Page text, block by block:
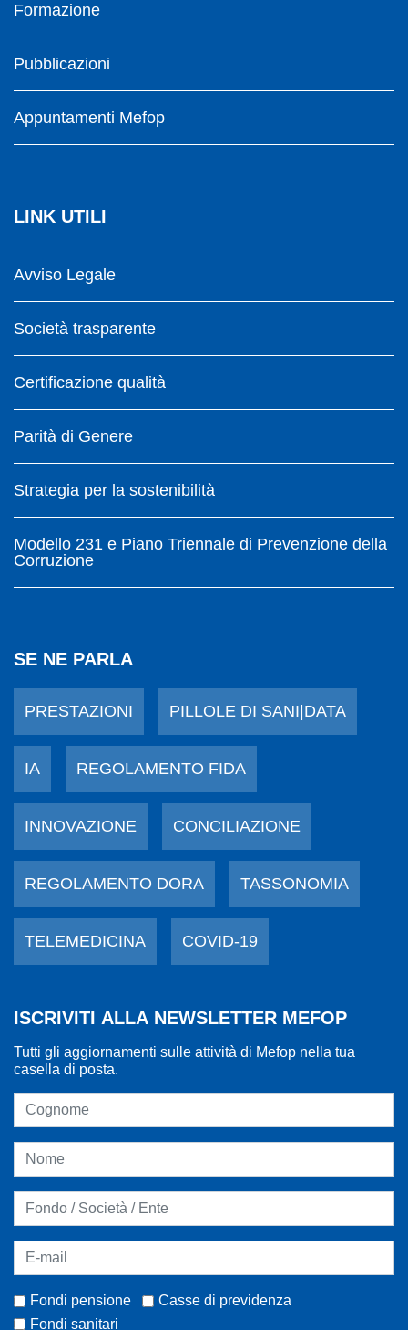
Formazione
Pubblicazioni
Appuntamenti Mefop
LINK UTILI
Avviso Legale
Società trasparente
Certificazione qualità
Parità di Genere
Strategia per la sostenibilità
Modello 231 e Piano Triennale di Prevenzione della
Corruzione
SE NE PARLA
PRESTAZIONI PILLOLE DI SANI|DATA
IA REGOLAMENTO FIDA
INNOVAZIONE CONCILIAZIONE
REGOLAMENTO DORA TASSONOMIA
TELEMEDICINA COVID-19
ISCRIVITI ALLA NEWSLETTER MEFOP
Tutti gli aggiornamenti sulle attività di Mefop nella tua
casella di posta.
Fondi pensione
Casse di previdenza
Fondi sanitari